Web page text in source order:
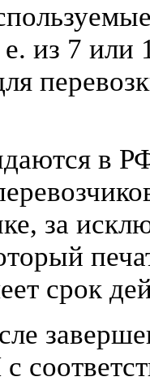
из 7
в
за
срок